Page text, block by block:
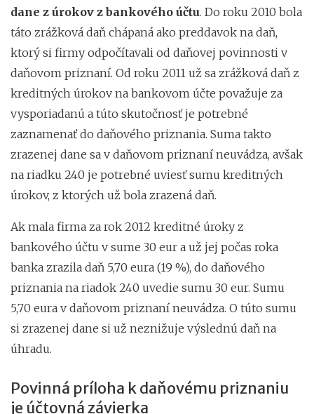
dane z úrokov z bankového účtu. Do roku 2010 bola
táto zrážková daň chápaná ako preddavok na daň,
ktorý si firmy odpočítavali od daňovej povinnosti v
daňovom priznaní. Od roku 2011 už sa zrážková daň z
kreditných úrokov na bankovom účte považuje za
vysporiadanú a túto skutočnosť je potrebné
zaznamenať do daňového priznania. Suma takto
zrazenej dane sa v daňovom priznaní neuvádza, avšak
na riadku 240 je potrebné uviesť sumu kreditných
úrokov, z ktorých už bola zrazená daň.
Ak mala firma za rok 2012 kreditné úroky z
bankového účtu v sume 30 eur a už jej počas roka
banka zrazila daň 5,70 eura (19 %), do daňového
priznania na riadok 240 uvedie sumu 30 eur. Sumu
5,70 eura v daňovom priznaní neuvádza. O túto sumu
si zrazenej dane si už neznižuje výslednú daň na
úhradu.
Povinná príloha k daňovému priznaniu
je účtovná závierka